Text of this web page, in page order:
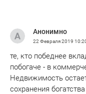
Анонимно
22 Февраля 2019
те, кто победнее
побогаче - в
Недвижимость
сохранения